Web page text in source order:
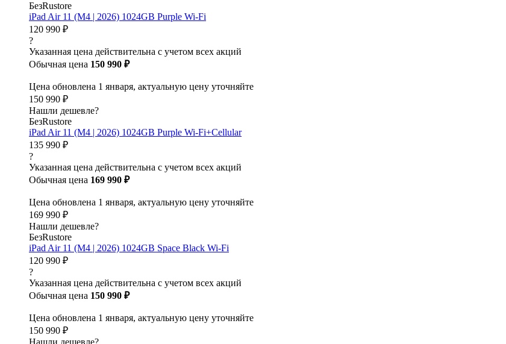
БезRustore
iPad Air 11 (M4 | 2026) 1024GB Purple Wi-Fi
120 990 ₽
?
Указанная цена действительна с учетом всех акций
Обычная цена 150 990 ₽
Цена обновлена 1 января, актуальную цену уточняйте
150 990 ₽
Нашли дешевле?
БезRustore
iPad Air 11 (M4 | 2026) 1024GB Purple Wi-Fi+Cellular
135 990 ₽
?
Указанная цена действительна с учетом всех акций
Обычная цена 169 990 ₽
Цена обновлена 1 января, актуальную цену уточняйте
169 990 ₽
Нашли дешевле?
БезRustore
iPad Air 11 (M4 | 2026) 1024GB Space Black Wi-Fi
120 990 ₽
?
Указанная цена действительна с учетом всех акций
Обычная цена 150 990 ₽
Цена обновлена 1 января, актуальную цену уточняйте
150 990 ₽
Нашли дешевле?